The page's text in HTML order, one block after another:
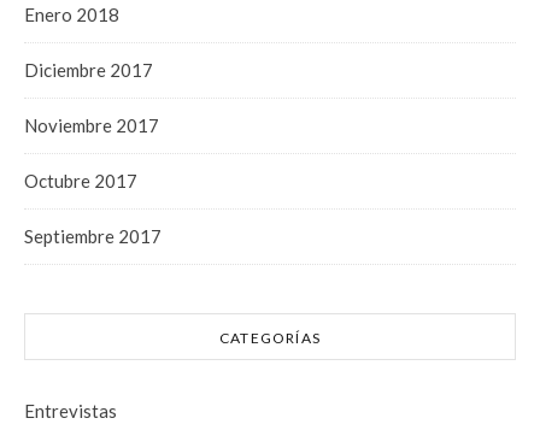
Enero 2018
Diciembre 2017
Noviembre 2017
Octubre 2017
Septiembre 2017
CATEGORÍAS
Entrevistas